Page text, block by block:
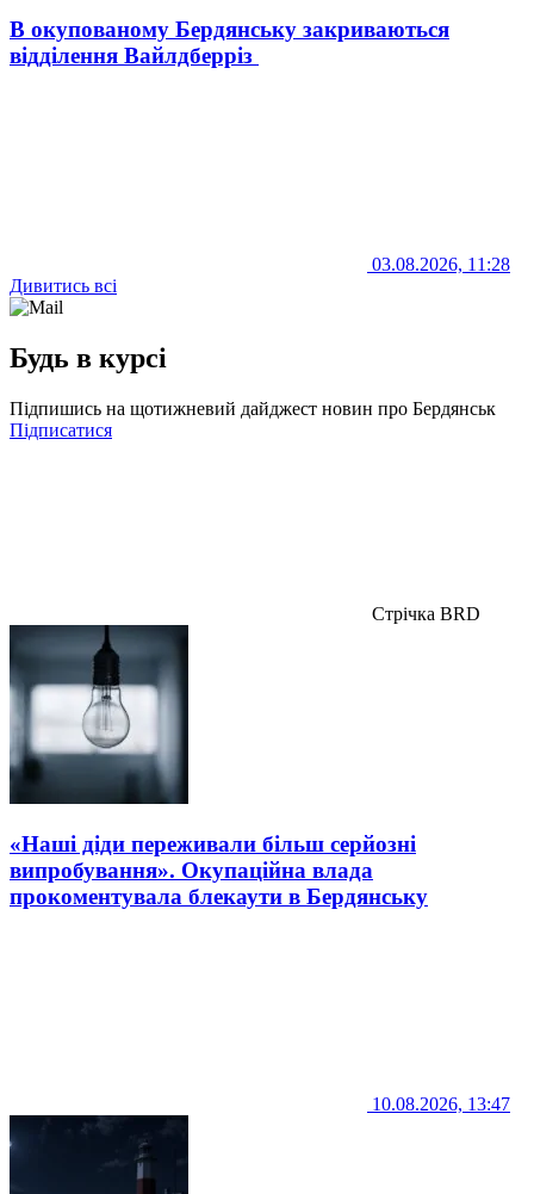
В окупованому Бердянську закриваються
відділення Вайлдберріз
03.08.2026, 11:28
Дивитись всі
Будь в курсі
Підпишись на щотижневий дайджест новин про Бердянськ
Підписатися
Стрічка BRD
«Наші діди переживали більш серйозні
випробування». Окупаційна влада
прокоментувала блекаути в Бердянську
10.08.2026, 13:47